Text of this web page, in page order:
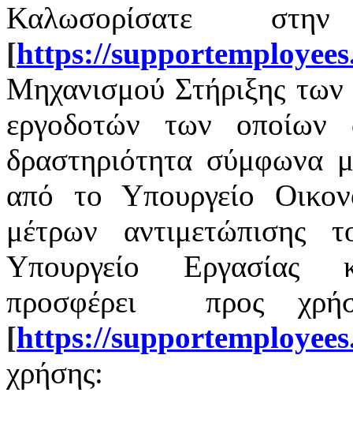
Καλωσορίσατε
[https://supportemployees
Μηχανισμού Στήριξης
εργοδοτών των οποίων
δραστηριότητα σύμφωνα
από το Υπουργείο
μέτρων αντιμετώπισης
Υπουργείο Εργασίας
προσφέρει
προς
[https://supportemployees
χρήσης: